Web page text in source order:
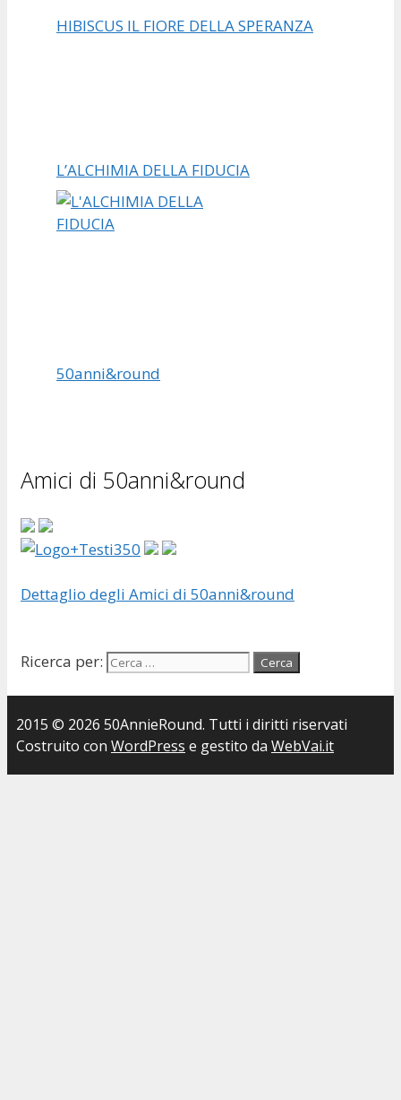
HIBISCUS IL FIORE DELLA SPERANZA
L’ALCHIMIA DELLA FIDUCIA
50anni&round
Amici di 50anni&round
Dettaglio degli Amici di 50anni&round
Ricerca per:
2015 © 2026 50AnnieRound. Tutti i diritti riservati
Costruito con WordPress e gestito da WebVai.it